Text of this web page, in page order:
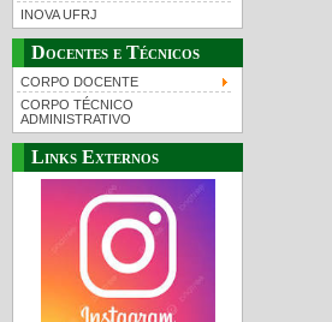
INOVA UFRJ
Docentes e Técnicos
CORPO DOCENTE
CORPO TÉCNICO
ADMINISTRATIVO
Links Externos